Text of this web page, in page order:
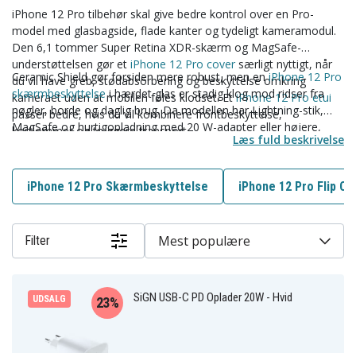
iPhone 12 Pro tilbehør skal give bedre kontrol over en Pro-
model med glasbagside, flade kanter og tydeligt kameramodul.
Den 6,1 tommer Super Retina XDR-skærm og MagSafe-
understøttelsen gør et iPhone 12 Pro cover særligt nyttigt, når
du vil have greb, stødabsorbering og beskyttelse omkring
kameraet uden at mobilen føles klodset. EtiPhone 12 Pro etui
passer bedre, hvis du vil kombinere frontbeskyttelse,
kortlommer og tryggere transport.
Ceramic Shield gør forsiden mere robust, men eniPhone 12 Pro
skærmbeskyttelsei hærdet glas er stadig klog mod ridser fra
nøgler, borde og daglig brug. Da modellen har Lightning-stik,
MagSafe og hurtigopladning med 20 W-adapter eller højere,
med det rigtige kabel,
derhjemme, på arbejdet og på rejsen.
Læs fuld beskrivelse
iPhone 12 Pro Skærmbeskyttelse iPhone 12 Pro Flip
Filter Mest populære
UDSALG SiGN USB-C PD Oplader 20W - Hvid
23%